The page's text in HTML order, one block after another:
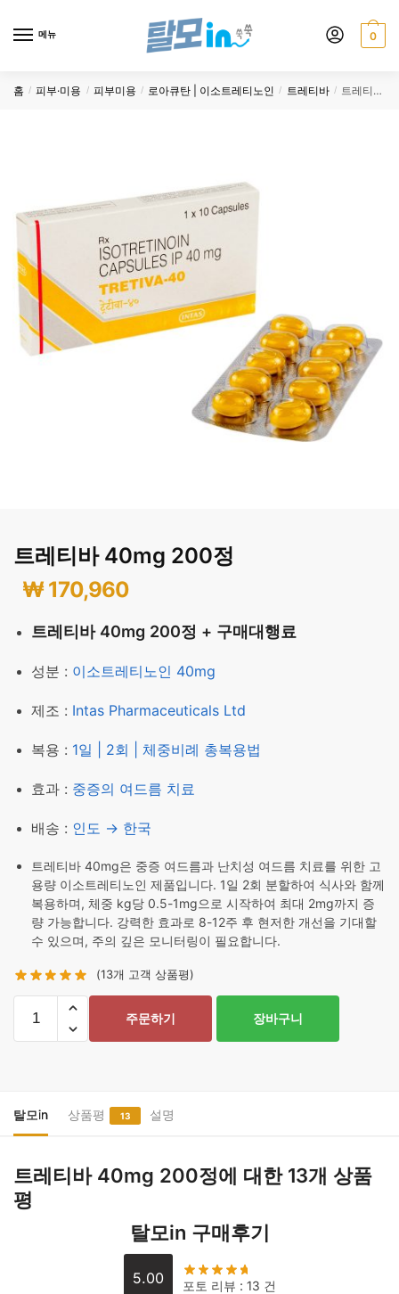
메뉴 0
홈 / 피부·미용 / 피부미용 / 로아큐탄 | 이소트레티노인 / 트레티바 / 트레티바 40mg 200정
트레티바 40mg 200정
₩170,960
트레티바 40mg 200정 + 구매대행료
성분 : 이소트레티노인 40mg
제조 : Intas Pharmaceuticals Ltd
복용 : 1일 | 2회 | 체중비례 총복용법
효과 : 중증의 여드름 치료
배송 : 인도 → 한국
트레티바 40mg은 중증 여드름과 난치성 여드름 치료를 위한 고
용량 이소트레티노인 제품입니다. 1일 2회 분할하여 식사와 함께
복용하며, 체중 kg당 0.5-1mg으로 시작하여 최대 2mg까지 증
량 가능합니다. 강력한 효과로 8-12주 후 현저한 개선을 기대할
수 있으며, 주의 깊은 모니터링이 필요합니다.
(13개 고객 상품평)
200
정
량
주문하기 장바구니
탈모in 상품평 13 설명
트레티바 40mg 200정에 대한 13개 상품
평
탈모in 구매후기
5.00 포토 리뷰 : 13 건